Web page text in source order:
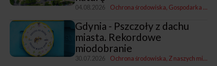
04.08.2026 Ochrona środowiska Gospodarka mieszkaniowa, przestrzenna i nieruchomościami
Gdynia - Pszczoły z dachu
miasta. Rekordowe
miodobranie
30.07.2026 Ochrona środowiska Z naszych miast